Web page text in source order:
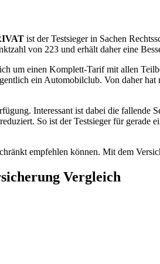
ist der Testsieger in Sachen
von 223 und erhält daher eine
um einen Komplett-Tarif mit allen
ein Automobilclub. Von daher hat
Interessant ist dabei die fallende
So ist der Testsieger für gerade
empfehlen können. Mit dem
Vergleich